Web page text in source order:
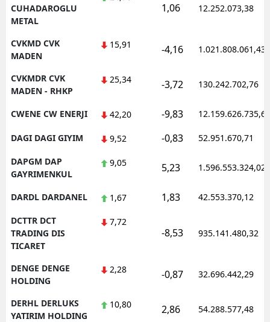
CUHADAROGLU
METAL
1,06 12.252.073,38
CVKMD CVK
MADEN
15,91 -4,16 1.021.808.061,43
CVKMDR CVK
MADEN - RHKP
25,34 -3,72 130.242.702,76
CWENE CW ENERJI 42,20 -9,83 12.159.626.735,62
DAGI DAGI GIYIM 9,52 -0,83 52.951.670,71
DAPGM DAP
GAYRIMENKUL
9,05 5,23 1.596.553.324,02
DARDL DARDANEL 1,67 1,83 42.553.370,12
DCTTR DCT
TRADING DIS
TICARET
7,72
-8,53 935.141.480,32
DENGE DENGE
HOLDING
2,28 -0,87 32.696.442,29
DERHL DERLUKS
YATIRIM HOLDING
10,80 2,86 54.288.577,48